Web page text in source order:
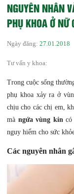
NGUYÊN NHÂN
PHỤ KHOA Ở NỮ
Ngày đăng: 27.01.2018
Tư vấn y khoa:
Trong cuộc sống
phụ khoa xảy ra ở
chịu cho các chị em,
mà ngứa vùng kíncó
nguy hiểm cho sức
Các nguyên nhân